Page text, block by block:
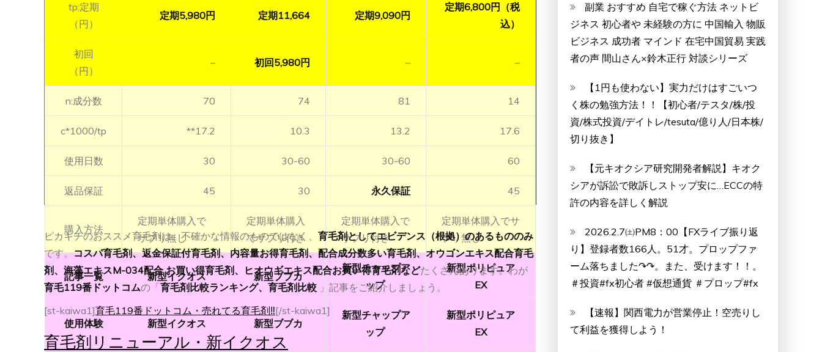
tp:定期
（円）
定期5,980円 定期11,664 定期9,090円
定期6,800円（税
込）
初回
（円）
– 初回5,980円 – –
n:成分数 70 74 81 14
c*1000/tp **17.2 10.3 13.2 17.6
使用日数 30 30-60 30-60 60
返品保証 45 30 永久保証 45
購入方法
定期単体購入で
サプリ無し
定期単体購入
でサプリ付き
定期単体購入で
サプリ付き
定期単体購入でサ
プリ無し
記事一覧 新型イクオス 新型ブブカ
新型チャップア
ップ
新型ポリピュア
EX
使用体験 新型イクオス 新型ブブカ
新型チャップア
ップ
新型ポリピュア
EX
ピカキチのおススメ育毛剤は、不確かな情報のものではなく、 育毛剤としてエビデンス（根拠）のあるもののみ
です。コスパ育毛剤、返金保証付育毛剤、内容量お得育毛剤、配合成分数多い育毛剤、オウゴンエキス配合育毛
剤、海藻エキスM-034配合 お買い得育毛剤、ヒオウギエキス配合お買い得育毛剤などたくさんあります。わが
育毛119番ドットコムの「育毛剤比較ランキング、育毛剤比較 」記事をご紹介しましょう。
[st-kaiwa1]育毛119番ドットコム・売れてる育毛剤‼[/st-kaiwa1]
育毛剤リニューアル・新イクオス
副業 おすすめ 自宅で稼ぐ方法 ネットビ
ジネス 初心者や 未経験の方に 中国輸入 物販
ビジネス 成功者 マインド 在宅中国貿易 実践
者の声 間山さん×鈴木正行 対談シリーズ
【1円も使わない】実力だけはすごいつ
く株の勉強方法！！【初心者/テスタ/株/投
資/株式投資/デイトレ/tesuta/億り人/日本株/
切り抜き】
【元キオクシア研究開発者解説】キオク
シアが訴訟で敗訴しストップ安に…ECCの特
許の内容を詳しく解説
2026.2.7㈯PM8：00【FXライブ振り返
り】登録者数166人。51才。プロップファ
ーム落ちました↷↷。また、受けます！！。
＃投資#fx初心者 #仮想通貨 ＃プロップ#fx
【速報】関西電力が営業停止！空売りし
て利益を獲得しよう！